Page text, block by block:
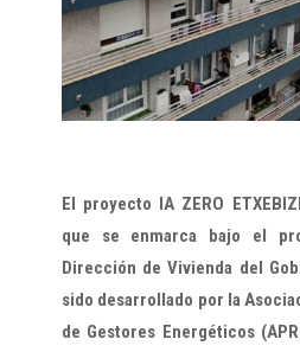
El proyecto IA ZERO
que se enmarca bajo el
Dirección de Vivienda del
sido desarrollado por la
de Gestores Energéticos